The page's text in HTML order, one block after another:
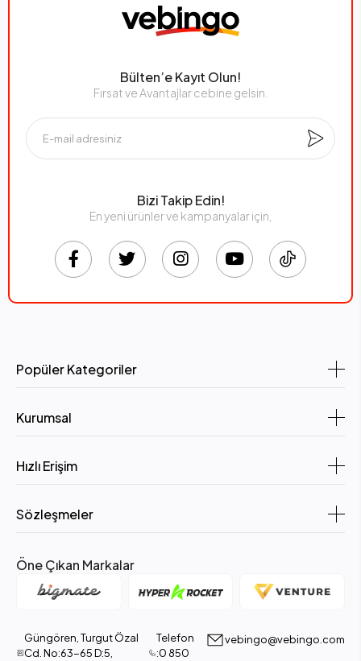
Bülten’e Kayıt Olun!
Fırsat ve Avantajlar cebine gelsin.
Bizi Takip Edin!
En yeni ürünler ve kampanyalar için,
Popüler Kategoriler
Kurumsal
Hızlı Erişim
Sözleşmeler
Öne Çıkan Markalar
Güngören, Turgut Özal
Cd. No:63-65 D:5,
Telefon
:0 850
vebingo@vebingo.com